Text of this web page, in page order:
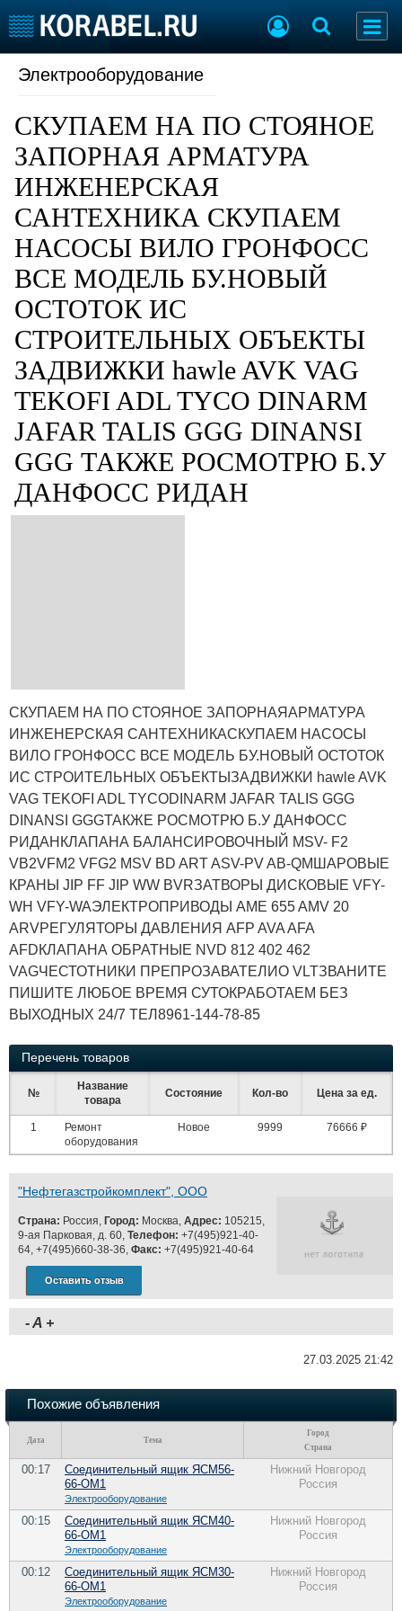
Судостроение
Новости
Компании
Репутация
Работа
Крюинг
Реклама
Торговая площадка
Продажа флота
Оборудование
Изделия
Материалы
Услуги
Конференции
Выставки и семинары
Словарь
Галерея флота
Отзывы
Все службы
Электрооборудование
СКУПАЕМ НА ПО СТОЯНОЕ
ЗАПОРНАЯ АРМАТУРА
ИНЖЕНЕРСКАЯ
САНТЕХНИКА СКУПАЕМ
НАСОСЫ ВИЛО ГРОНФОСС
ВСЕ МОДЕЛЬ БУ.НОВЫЙ
ОСТОТОК ИС
СТРОИТЕЛЬНЫХ ОБЪЕКТЫ
ЗАДВИЖКИ hawle AVK VAG
TEKOFI ADL TYCO DINARM
JAFAR TALIS GGG DINANSI
GGG ТАКЖЕ РОСМОТРЮ Б.У
ДАНФОСС РИДАН
СКУПАЕМ НА ПО СТОЯНОЕ ЗАПОРНАЯАРМАТУРА
ИНЖЕНЕРСКАЯ САНТЕХНИКАСКУПАЕМ НАСОСЫ
ВИЛО ГРОНФОСС ВСЕ МОДЕЛЬ БУ.НОВЫЙ ОСТОТОК
ИС СТРОИТЕЛЬНЫХ ОБЪЕКТЫЗАДВИЖКИ hawle AVK
VAG TEKOFI ADL TYCODINARM JAFAR TALIS GGG
DINANSI GGGТАКЖЕ РОСМОТРЮ Б.У ДАНФОСС
РИДАНКЛАПАНА БАЛАНСИРОВОЧНЫЙ MSV- F2
VB2VFM2 VFG2 MSV BD ART ASV-PV AB-QMШАРОВЫЕ
КРАНЫ JIP FF JIP WW BVRЗАТВОРЫ ДИСКОВЫЕ VFY-
WH VFY-WAЭЛЕКТРОПРИВОДЫ AME 655 AMV 20
ARVРЕГУЛЯТОРЫ ДАВЛЕНИЯ AFP AVA AFA
AFDКЛАПАНА ОБРАТНЫЕ NVD 812 402 462
VAGЧЕСТОТНИКИ ПРЕПРОЗАВАТЕЛИО VLTЗВАНИТЕ
ПИШИТЕ ЛЮБОЕ ВРЕМЯ СУТОКРАБОТАЕМ БЕЗ
ВЫХОДНЫХ 24/7 ТЕЛ8961-144-78-85
Перечень товаров
№
Название
товара
Состояние Кол-во Цена за ед.
1
Ремонт
оборудования
Новое 9999 76666 ₽
"Нефтегазстройкомплект", ООО
Страна: Россия, Город: Москва, Адрес: 105215,
9-ая Парковая, д. 60, Телефон: +7(495)921-40-
64, +7(495)660-38-36, Факс: +7(495)921-40-64
Оставить отзыв
-A +
27.03.2025 21:42
Похожие объявления
Дата Тема
Город
Страна
00:17
Соединительный ящик ЯСМ56-
66-ОМ1
Электрооборудование
Нижний Новгород
Россия
00:15
Соединительный ящик ЯСМ40-
66-ОМ1
Электрооборудование
Нижний Новгород
Россия
00:12
Соединительный ящик ЯСМ30-
66-ОМ1
Электрооборудование
Нижний Новгород
Россия